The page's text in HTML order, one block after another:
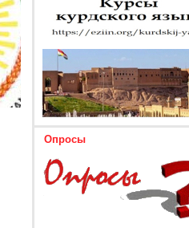
Опросы